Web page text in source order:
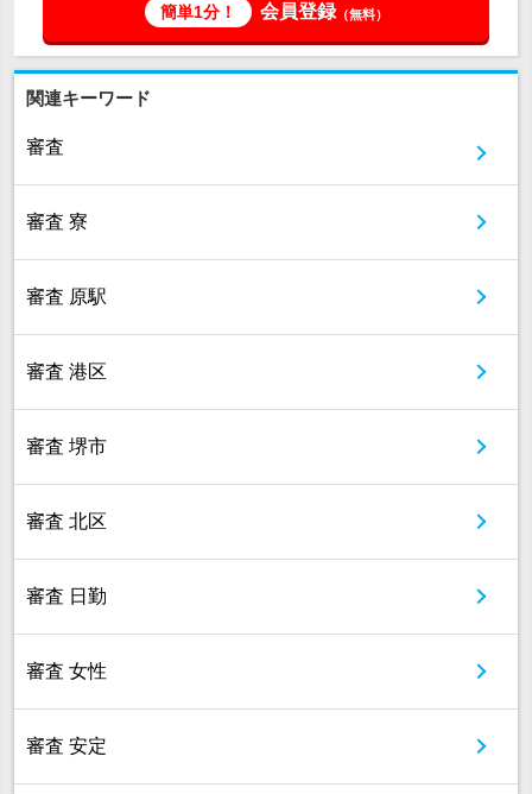
簡単1分！ 会員登録（無料）
関連キーワード
審査
審査 寮
審査 原駅
審査 港区
審査 堺市
審査 北区
審査 日勤
審査 女性
審査 安定